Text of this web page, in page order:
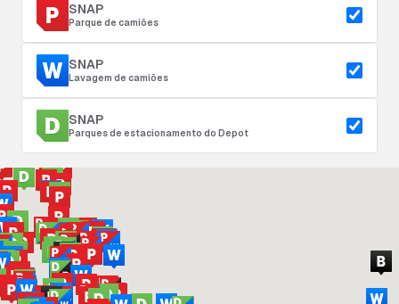
SNAP
Parque de camiões
SNAP
Lavagem de camiões
SNAP
Parques de estacionamento do Depot